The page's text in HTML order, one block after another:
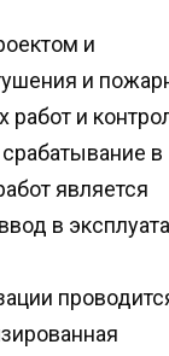
и
и
работ и
в
является
в